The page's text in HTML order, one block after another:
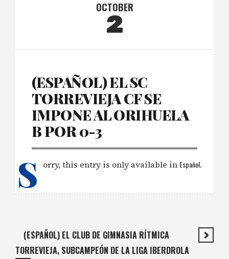
OCTOBER
2
(ESPAÑOL) EL SC
TORREVIEJA CF SE
IMPONE AL ORIHUELA
B POR 0-3
S orry, this entry is only available in Español.
(ESPAÑOL) EL CLUB DE GIMNASIA RÍTMICA
TORREVIEJA, SUBCAMPEÓN DE LA LIGA IBERDROLA